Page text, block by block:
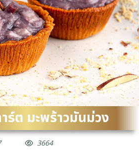
ร์ต มะพร้าวมันม่วง
3664